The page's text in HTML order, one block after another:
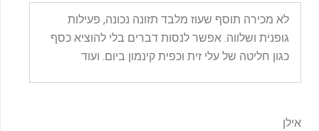
לא מכירה תוסף שעוז מלבד תזונה נכונה, פעילות
גופנית ושלווה. אפשר לנסות דברים בלי להוציא כסף
כגון חליטה של עלי זית וכפית קינמון ביום. ועוד
אילן